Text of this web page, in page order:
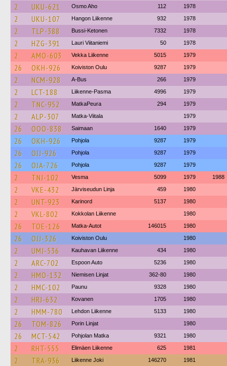
2 UKU-621 Osmo Aho 112 1978
2 UKU-107 Hangon Liikenne 932 1978
2 TLP-388 Bussi-Ketonen 7332 1978
2 HZG-391 Lauri Viitaniemi 50 1978
2 AMO-603 Vekka Liikenne 5015 1979
26 OKH-926 Koiviston Oulu 9287 1979
2 NCM-928 A-Bus 266 1979
2 LCT-188 Liikenne-Pasma 4996 1979
2 TNC-952 MatkaPeura 294 1979
2 ALP-307 Matka-Viitala 1979
26 OOO-838 Saimaan 1640 1979
26 OKH-926 Pohjola 9287 1979
26 OJJ-926 Pohjola 9287 1979
26 OJA-726 Pohjola 9287 1979
2 TNJ-102 Vesma 5099 1979 1988
2 VKE-432 Järviseudun Linja 459 1980
2 UNT-923 Karinord 5137 1980
2 VKL-802 Kokkolan Liikenne 1980
26 TOE-126 Matka-Autot 146015 1980
26 OJJ-326 Koiviston Oulu 1980
2 UMJ-536 Kauhavan Liikenne 434 1980
2 ARC-702 Espoon Auto 5236 1980
2 HMO-132 Niemisen Linjat 362-80 1980
2 HMC-102 Paunu 9328 1980
2 HRJ-632 Kovanen 1705 1980
2 HMM-780 Lehdon Liikenne 5133 1980
26 TOM-826 Porin Linjat 1980
26 MCT-542 Pohjolan Matka 9321 1980
2 RHT-555 Elimäen Liikenne 625 1981
2 TRA-936 Liikenne Joki 146270 1981